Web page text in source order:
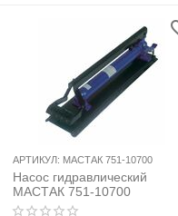
АРТИКУЛ: МАСТАК 751-10700
Насос гидравлический
МАСТАК 751-10700